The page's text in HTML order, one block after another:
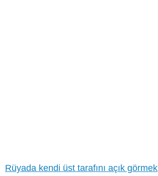
Rüyada kendi üst tarafını açık görmek